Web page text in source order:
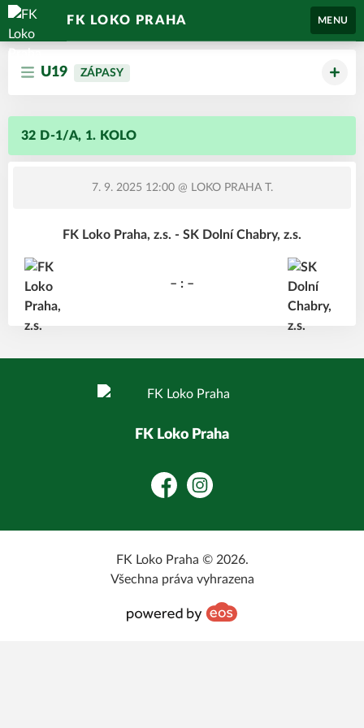
FK LOKO PRAHA MENU
U19 ZÁPASY
32 D-1/A, 1. KOLO
7. 9. 2025 12:00@ LOKO PRAHA T.
FK Loko Praha, z.s. - SK Dolní Chabry, z.s.
– : –
FK Loko Praha
FacebookInstagram
FK Loko Praha © 2026.
Všechna práva vyhrazena